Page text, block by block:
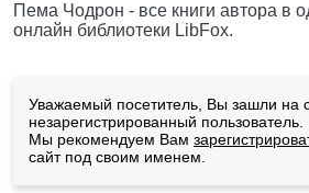
Пема Чодрон - все книги автора в
онлайн библиотеки LibFox.
Уважаемый посетитель, Вы зашли на
незарегистрированный пользователь.
Мы рекомендуем Вам
сайт под своим именем.